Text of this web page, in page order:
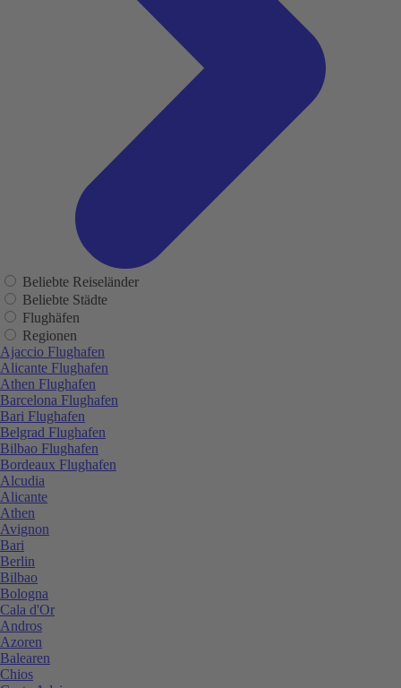
Beliebte Reiseländer
Beliebte Städte
Flughäfen
Regionen
Ajaccio Flughafen
Alicante Flughafen
Athen Flughafen
Barcelona Flughafen
Bari Flughafen
Belgrad Flughafen
Bilbao Flughafen
Bordeaux Flughafen
Alcudia
Alicante
Athen
Avignon
Bari
Berlin
Bilbao
Bologna
Cala d'Or
Andros
Azoren
Balearen
Chios